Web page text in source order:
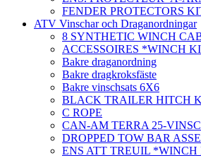
FENDER PROTECTORS
ATV Vinschar och Draganordningar
8 SYNTHETIC WINCH
ACCESSOIRES *WINCH
Bakre draganordning
Bakre dragkroksfäste
Bakre vinschsats 6X6
BLACK TRAILER HITCH
C ROPE
CAN-AM TERRA 25-
DROPPED TOW BAR
ENS ATT TREUIL *WINCH